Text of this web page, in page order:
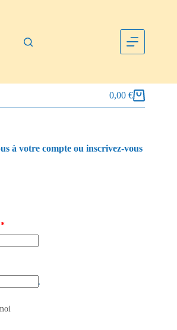
0,00€
à votre compte ou inscrivez-vous
*